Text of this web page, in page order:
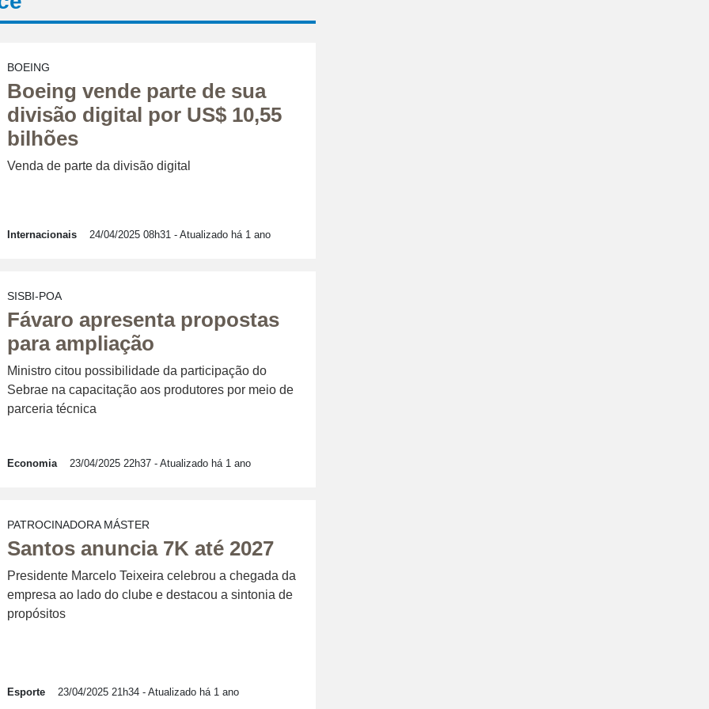
BOEING
Boeing vende parte de sua
divisão digital por US$ 10,55
bilhões
Venda de parte da divisão digital
Internacionais 24/04/2025 08h31 - Atualizado há 1 ano
SISBI-POA
Fávaro apresenta propostas
para ampliação
Ministro citou possibilidade da participação do
Sebrae na capacitação aos produtores por meio de
parceria técnica
Economia 23/04/2025 22h37 - Atualizado há 1 ano
PATROCINADORA MÁSTER
Santos anuncia 7K até 2027
Presidente Marcelo Teixeira celebrou a chegada da
empresa ao lado do clube e destacou a sintonia de
propósitos
Esporte 23/04/2025 21h34 - Atualizado há 1 ano